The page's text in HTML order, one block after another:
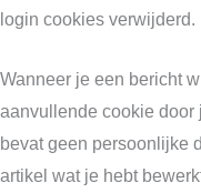
login cookies verwijderd.
Wanneer je een bericht
aanvullende cookie door
bevat geen persoonlijke
artikel wat je hebt